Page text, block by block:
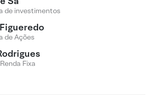
de investimentos
de Ações
Fixa